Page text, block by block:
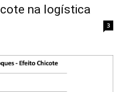
na logística
3